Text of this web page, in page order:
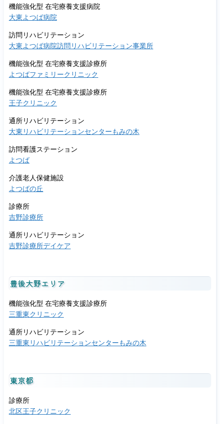
機能強化型 在宅療養支援病院
大東よつば病院
訪問リハビリテーション
大東よつば病院訪問リハビリテーション事業所
機能強化型 在宅療養支援診療所
よつばファミリークリニック
機能強化型 在宅療養支援診療所
王子クリニック
通所リハビリテーション
大東リハビリテーションセンターもみの木
訪問看護ステーション
よつば
介護老人保健施設
よつばの丘
診療所
吉野診療所
通所リハビリテーション
吉野診療所デイケア
豊後大野エリア
機能強化型 在宅療養支援診療所
三重東クリニック
通所リハビリテーション
三重東リハビリテーションセンターもみの木
東京都
診療所
北区王子クリニック